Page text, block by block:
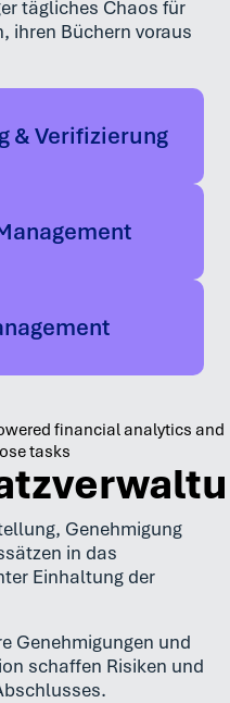
tägliches Chaos für
ihren Büchern voraus
& Verifizierung
Genehmigung
in das
Einhaltung der
Genehmigungen und
schaffen Risiken und